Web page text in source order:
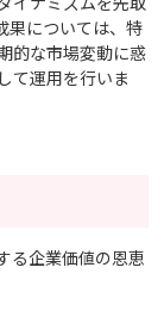
果については、特
的な市場変動に惑
て運用を行いま
る企業価値の恩恵